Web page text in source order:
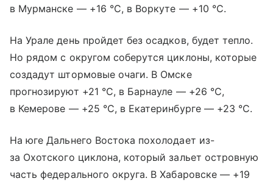
в Мурманске — +16 °С, в Воркуте — +10 °С.
На Урале день пройдет без осадков, будет тепло.
Но рядом с округом соберутся циклоны, которые
создадут штормовые очаги. В Омске
прогнозируют +21 °С, в Барнауле — +26 °С,
в Кемерове — +25 °С, в Екатеринбурге — +23 °С.
На юге Дальнего Востока похолодает из-
за Охотского циклона, который зальет островную
часть федерального округа. В Хабаровске — +19